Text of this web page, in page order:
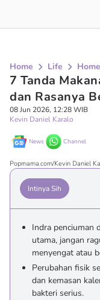
Home Life
7 Tanda
dan Rasanya
08 Jun 2026, 12:28 WIB
Kevin Daniel Karalo
News Channel
Popmama.com/Kevin Daniel
Intinya Sih
Indra penciuman
utama, jangan
menyengat atau
Perubahan fisik
dan kemasan
bakteri serius.